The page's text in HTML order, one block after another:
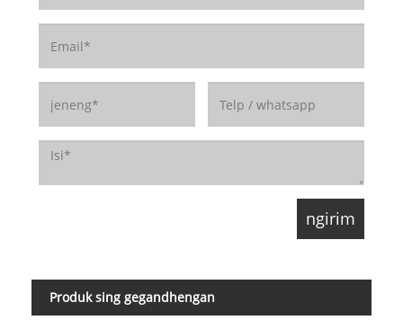
Produk sing gegandhengan